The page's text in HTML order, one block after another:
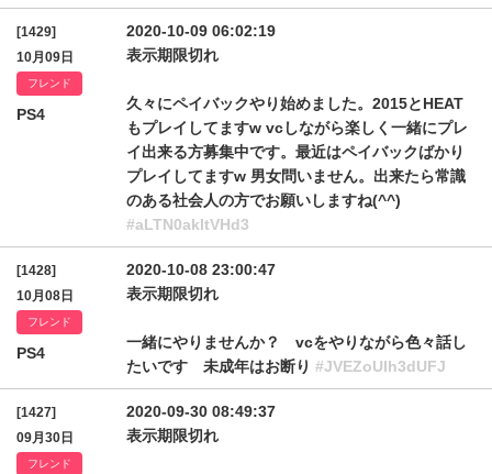
[1429]
10月09日
フレンド
PS4
2020-10-09 06:02:19
表示期限切れ
久々にペイバックやり始めました。2015とHEAT
もプレイしてますw vcしながら楽しく一緒にプレ
イ出来る方募集中です。最近はペイバックばかり
プレイしてますw 男女問いません。出来たら常識
のある社会人の方でお願いしますね(^^)
#aLTN0akltVHd3
[1428]
10月08日
フレンド
PS4
2020-10-08 23:00:47
表示期限切れ
一緒にやりませんか？ vcをやりながら色々話し
たいです 未成年はお断り #JVEZoUlh3dUFJ
[1427]
09月30日
フレンド
2020-09-30 08:49:37
表示期限切れ